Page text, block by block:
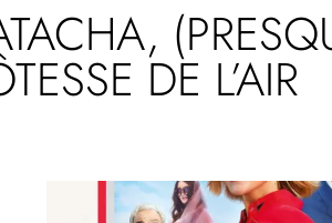
DE L’AIR